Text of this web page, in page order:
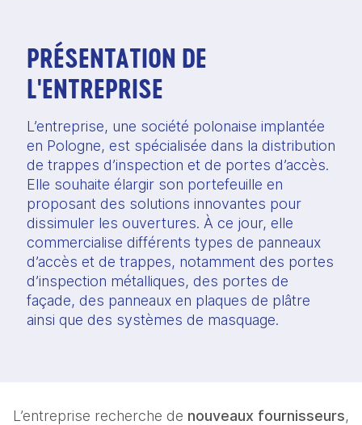
PRÉSENTATION DE
L'ENTREPRISE
L’entreprise, une société polonaise implantée
en Pologne, est spécialisée dans la distribution
de trappes d’inspection et de portes d’accès.
Elle souhaite élargir son portefeuille en
proposant des solutions innovantes pour
dissimuler les ouvertures. À ce jour, elle
commercialise différents types de panneaux
d’accès et de trappes, notamment des portes
d’inspection métalliques, des portes de
façade, des panneaux en plaques de plâtre
ainsi que des systèmes de masquage.
L’entreprise recherche de nouveaux fournisseurs,